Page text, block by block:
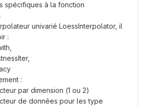
spécifiques à la fonction
univarié LoessInterpolator, il
:
:
par dimension (1 ou 2)
de données pour les type